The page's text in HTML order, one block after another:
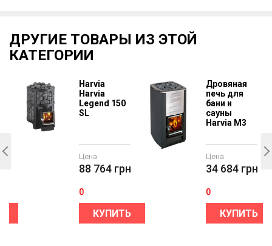
ДРУГИЕ ТОВАРЫ ИЗ ЭТОЙ
КАТЕГОРИИ
Harvia
Harvia
Legend 150
SL
Цена
88 764 грн
0
КУПИТЬ
Дровяная
печь для
бани и
сауны
Harvia M3
Цена
34 684 грн
0
КУПИТЬ